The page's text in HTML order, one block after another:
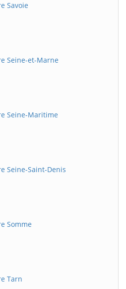
Savoie
Seine-et-Marne
Seine-Maritime
Seine-Saint-Denis
Somme
Tarn